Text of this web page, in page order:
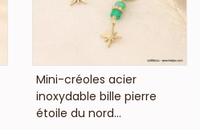
VOIR LE PRIX
Mini-créoles acier
inoxydable bille pierre
étoile du nord...